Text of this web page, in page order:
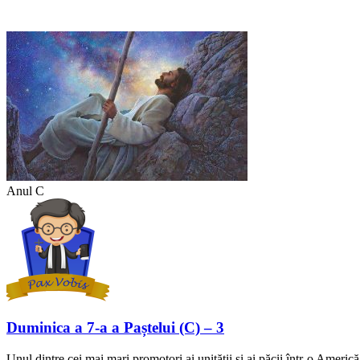
Anul C
Duminica a 7-a a Paștelui (C) – 3